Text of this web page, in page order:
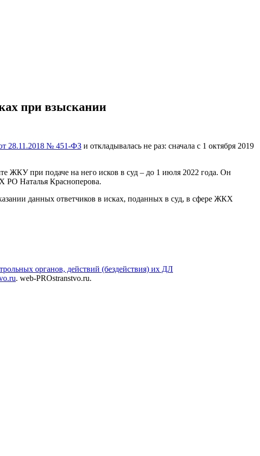
при взыскании
28.11.2018 № 451-ФЗ и откладывалась не раз: сначала с 1 октября 2019
ЖКУ при подаче на него исков в суд – до 1 июля 2022 года. Он
РО Наталья Красноперова.
данных ответчиков в исках, поданных в суд, в сфере ЖКХ
органов, действий (бездействия) их ДЛ
. web-PROstranstvo.ru.